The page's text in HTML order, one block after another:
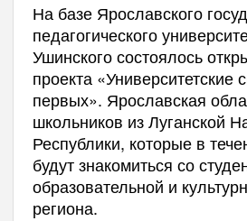
На базе Ярославского
педагогического
Ушинского состоялось
проекта
первых». Ярославская
школьников из Луганской
Республики, которые в
будут знакомиться со
образовательной и
региона.